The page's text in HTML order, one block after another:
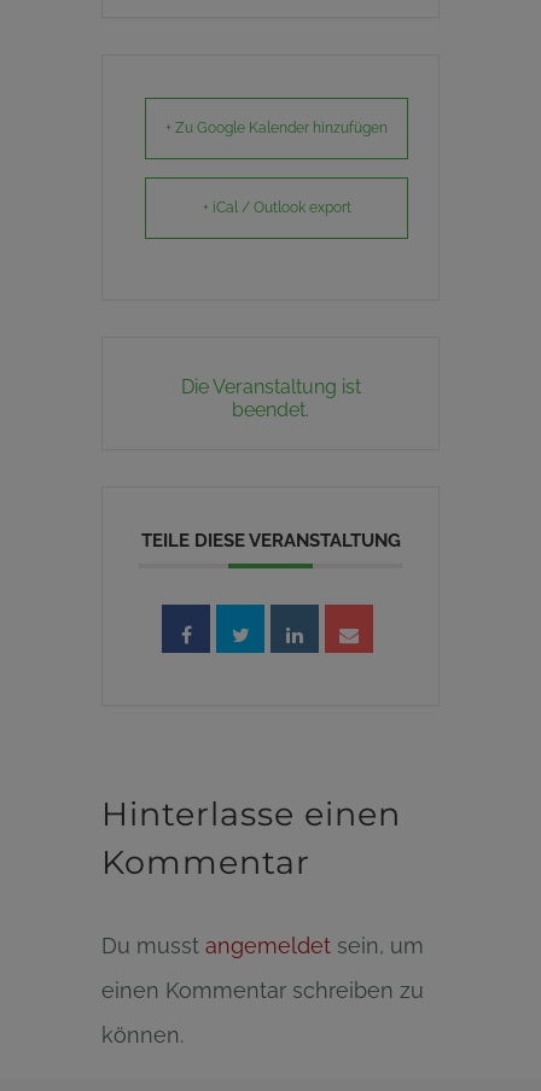
+ Zu Google Kalender hinzufügen
+ iCal / Outlook export
Die Veranstaltung ist
beendet.
TEILE DIESE VERANSTALTUNG
Hinterlasse einen
Kommentar
Du musst angemeldet sein, um
einen Kommentar schreiben zu
können.